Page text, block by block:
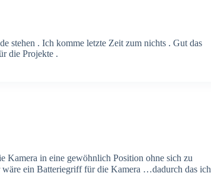
stehen . Ich komme letzte Zeit zum nichts . Gut das
die Projekte .
in eine gewöhnlich Position ohne sich zu
ein Batteriegriff für die Kamera …dadurch das ich